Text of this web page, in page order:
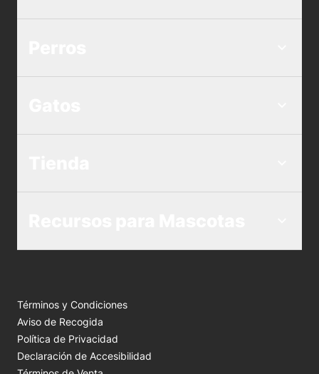
Términos y Condiciones
Aviso de Recogida
Política de Privacidad
Declaración de Accesibilidad